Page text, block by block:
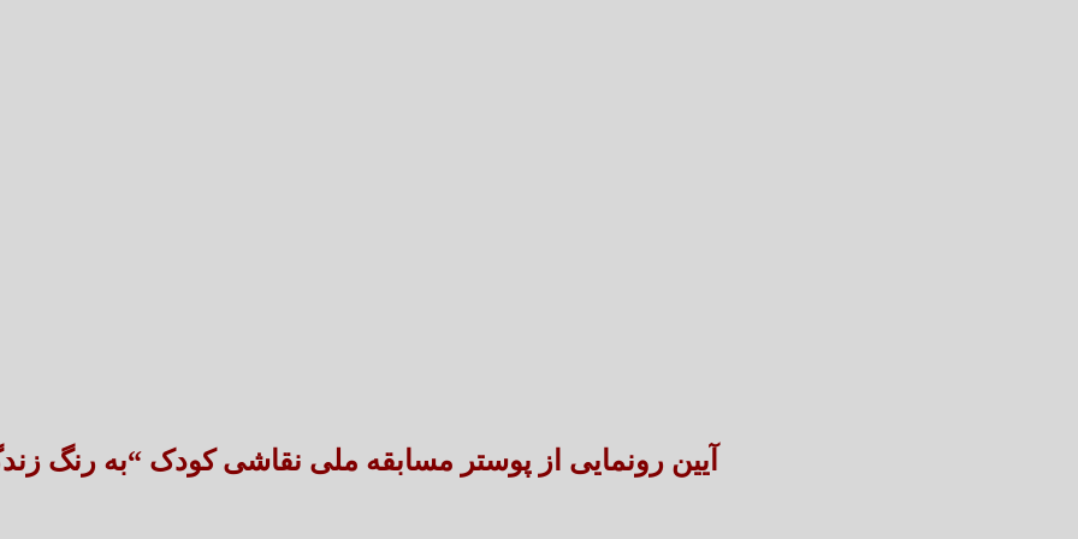
تعارض قوانین؛ مانع پنهان سنددار شدن بخش
طنین شعر عاشورایی در
آیین رونمایی از پوستر مسابقه ملی نقاشی کودک “به رنگ